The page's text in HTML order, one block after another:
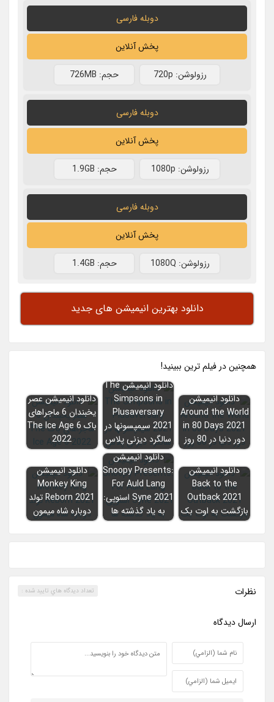
دوبله فارسی
پخش آنلاین
رزولوشن: 720p حجم: 726MB
دوبله فارسی
پخش آنلاین
رزولوشن: 1080p حجم: 1.9GB
دوبله فارسی
پخش آنلاین
رزولوشن: 1080Q حجم: 1.4GB
دانلود بهترین انیمیشن های جدید
همچنين در فيلم ترين ببينيد!
دانلود انیمیشن
Around the World
in 80 Days 2021
دور دنیا در 80 روز
دانلود انیمیشن The
Simpsons in
Plusaversary
2021 سیمپسونها در
سالگرد دیزنی پلاس
دانلود انیمیشن عصر
یخبندان 6 ماجراهای
باک The Ice Age 6
2022
دانلود انیمیشن
Back to the
Outback 2021
بازگشت به اوت بک
دانلود انیمیشن
Snoopy Presents:
For Auld Lang
Syne 2021 اسنوپی:
به یاد گذشته ها
دانلود انیمیشن
Monkey King
Reborn 2021 تولد
دوباره شاه میمون
نظرات تعداد ديدگاه هاي تاييد شده :
ارسال ديدگاه